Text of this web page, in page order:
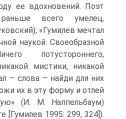
ее вдохновений. Поэт
всего умелец,
«Гумилев мечтал
наукой. Своеобразной
потустороннего,
мистики, никакой
— слова — найди для них
их в эту форму и отлей
(И. М. Наппельбаум)
[Гумилев 1995: 299, 324]).